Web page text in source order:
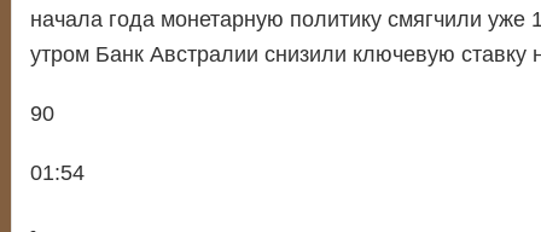
начала года монетарную политику смягчили уже
утром Банк Австралии снизили ключевую ставку
90
01:54